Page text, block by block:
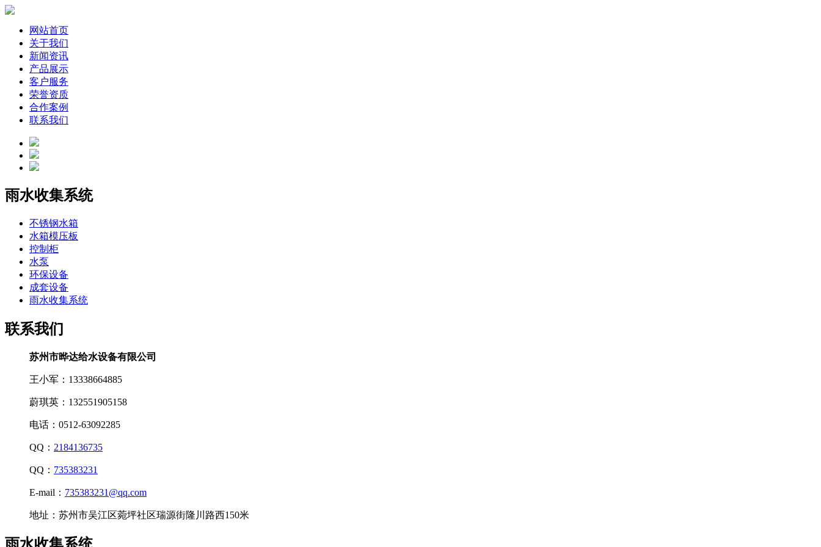
网站首页
关于我们
新闻资讯
产品展示
客户服务
荣誉资质
合作案例
联系我们
雨水收集系统
不锈钢水箱
水箱模压板
控制柜
水泵
环保设备
成套设备
雨水收集系统
联系我们
苏州市晔达给水设备有限公司
王小军：13338664885
蔚琪英：132551905158
电话：0512-63092285
QQ： 2184136735
QQ： 735383231
E-mail： 735383231@qq.com
地址：苏州市吴江区菀坪社区瑞源街隆川路西150米
雨水收集系统